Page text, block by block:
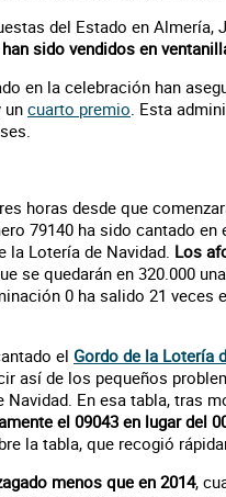
del Estado en Almería,
sido vendidos en
en la celebración han
un cuarto premio. Esta
horas desde que
79140 ha sido cantado en
la Lotería de Navidad. Los
se quedarán en 320.000
0 ha salido 21 veces
el Gordo de la Lotería
así de los pequeños
En esa tabla, tras
el 09043 en lugar del
la tabla, que recogió
menos que en 2014,